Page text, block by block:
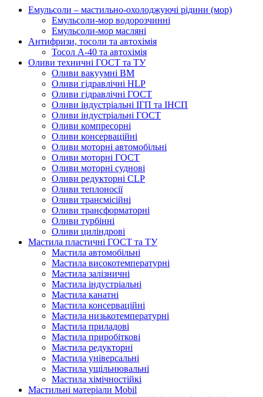
Емульсоли – мастильно-охолоджуючі рідини (мор)
Емульсоли-мор водорозчинні
Емульсоли-мор масляні
Антифризи, тосоли та автохімія
Тосол А-40 та автохімія
Оливи техничні ГОСТ та ТУ
Оливи вакуумні ВМ
Оливи гідравлічні HLP
Оливи гідравлічні ГОСТ
Оливи індустріальні ІГП та ІНСП
Оливи індустріальні ГОСТ
Оливи компресорні
Оливи консерваційні
Оливи моторні автомобільні
Оливи моторні ГОСТ
Оливи моторні суднові
Оливи редукторні CLP
Оливи теплоносії
Оливи трансмісійні
Оливи трансформаторні
Оливи турбінні
Оливи циліндрові
Мастила пластичні ГОСТ та ТУ
Мастила автомобільні
Мастила високотемпературні
Мастила залізничні
Мастила індустріальні
Мастила канатні
Мастила консерваційні
Мастила низькотемпературні
Мастила приладові
Мастила приробіткові
Мастила редукторні
Мастила універсальні
Мастила ущільнювальні
Мастила хімічностійкі
Мастильні матеріали Mobil